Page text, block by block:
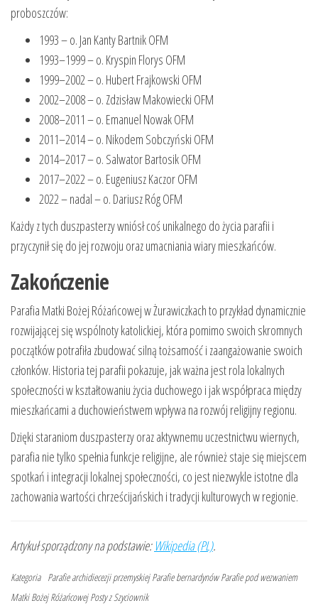
proboszczów:
1993 – o. Jan Kanty Bartnik OFM
1993–1999 – o. Kryspin Florys OFM
1999–2002 – o. Hubert Frajkowski OFM
2002–2008 – o. Zdzisław Makowiecki OFM
2008–2011 – o. Emanuel Nowak OFM
2011–2014 – o. Nikodem Sobczyński OFM
2014–2017 – o. Salwator Bartosik OFM
2017–2022 – o. Eugeniusz Kaczor OFM
2022 – nadal – o. Dariusz Róg OFM
Każdy z tych duszpasterzy wniósł coś unikalnego do życia parafii i
przyczynił się do jej rozwoju oraz umacniania wiary mieszkańców.
Zakończenie
Parafia Matki Bożej Różańcowej w Żurawiczkach to przykład dynamicznie
rozwijającej się wspólnoty katolickiej, która pomimo swoich skromnych
początków potrafiła zbudować silną tożsamość i zaangażowanie swoich
członków. Historia tej parafii pokazuje, jak ważna jest rola lokalnych
społeczności w kształtowaniu życia duchowego i jak współpraca między
mieszkańcami a duchowieństwem wpływa na rozwój religijny regionu.
Dzięki staraniom duszpasterzy oraz aktywnemu uczestnictwu wiernych,
parafia nie tylko spełnia funkcje religijne, ale również staje się miejscem
spotkań i integracji lokalnej społeczności, co jest niezwykle istotne dla
zachowania wartości chrześcijańskich i tradycji kulturowych w regionie.
Artykuł sporządzony na podstawie:Wikipedia (PL).
Kategoria Parafie archidiecezji przemyskiej Parafie bernardynów Parafie pod wezwaniem
Matki Bożej Różańcowej Posty z Szyciownik